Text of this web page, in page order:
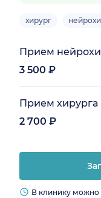
хирург
Прием
3 500 ₽
Прием хирурга
2 700 ₽
В клинику можно